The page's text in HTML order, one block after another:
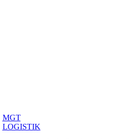
MGT
LOGISTIK